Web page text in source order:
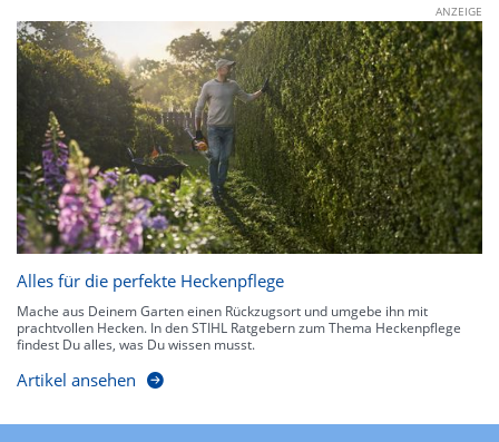
ANZEIGE
Alles für die perfekte Heckenpflege
Mache aus Deinem Garten einen Rückzugsort und umgebe ihn mit
prachtvollen Hecken. In den STIHL Ratgebern zum Thema Heckenpflege
findest Du alles, was Du wissen musst.
Artikel ansehen